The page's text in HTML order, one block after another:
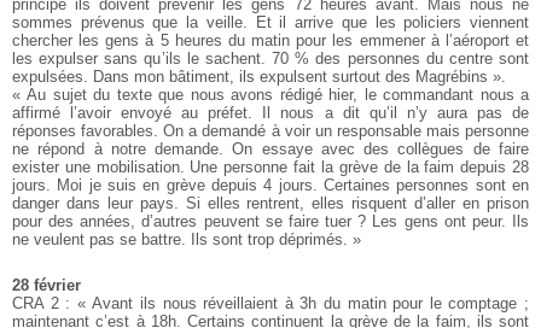
principe ils doivent prévenir les gens 72 heures avant. Mais nous ne
sommes prévenus que la veille. Et il arrive que les policiers viennent
chercher les gens à 5 heures du matin pour les emmener à l’aéroport et
les expulser sans qu’ils le sachent. 70 % des personnes du centre sont
expulsées. Dans mon bâtiment, ils expulsent surtout des Magrébins ».
« Au sujet du texte que nous avons rédigé hier, le commandant nous a
affirmé l’avoir envoyé au préfet. Il nous a dit qu’il n’y aura pas de
réponses favorables. On a demandé à voir un responsable mais personne
ne répond à notre demande. On essaye avec des collègues de faire
exister une mobilisation. Une personne fait la grève de la faim depuis 28
jours. Moi je suis en grève depuis 4 jours. Certaines personnes sont en
danger dans leur pays. Si elles rentrent, elles risquent d’aller en prison
pour des années, d’autres peuvent se faire tuer ? Les gens ont peur. Ils
ne veulent pas se battre. Ils sont trop déprimés. »
28 février
CRA 2 : « Avant ils nous réveillaient à 3h du matin pour le comptage ;
maintenant c’est à 18h. Certains continuent la grève de la faim, ils sont